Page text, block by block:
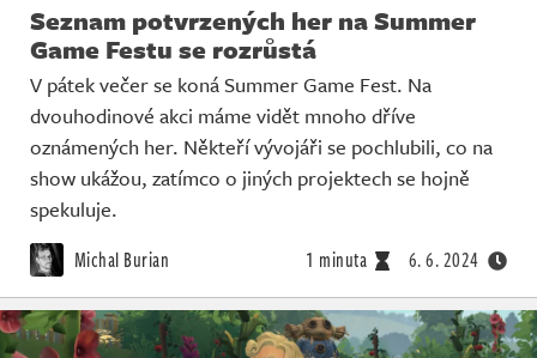
Seznam potvrzených her na Summer
Game Festu se rozrůstá
V pátek večer se koná Summer Game Fest. Na
dvouhodinové akci máme vidět mnoho dříve
oznámených her. Někteří vývojáři se pochlubili, co na
show ukážou, zatímco o jiných projektech se hojně
spekuluje.
Michal Burian 1 minuta 6. 6. 2024